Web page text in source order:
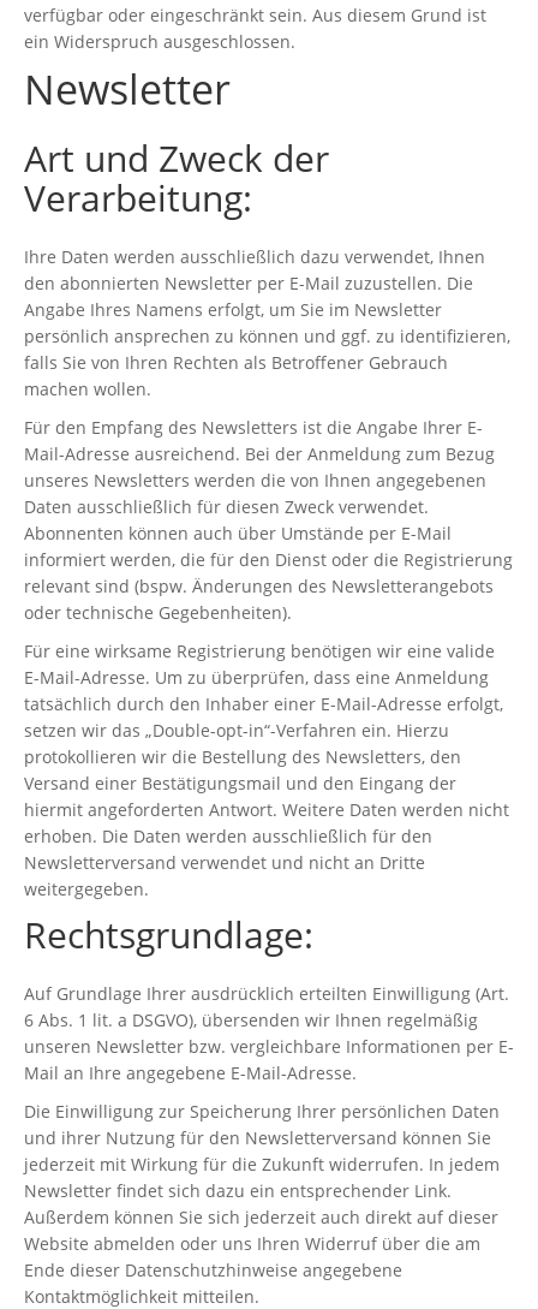
verfügbar oder eingeschränkt sein. Aus diesem Grund ist
ein Widerspruch ausgeschlossen.
Newsletter
Art und Zweck der
Verarbeitung:
Ihre Daten werden ausschließlich dazu verwendet, Ihnen
den abonnierten Newsletter per E-Mail zuzustellen. Die
Angabe Ihres Namens erfolgt, um Sie im Newsletter
persönlich ansprechen zu können und ggf. zu identifizieren,
falls Sie von Ihren Rechten als Betroffener Gebrauch
machen wollen.
Für den Empfang des Newsletters ist die Angabe Ihrer E-
Mail-Adresse ausreichend. Bei der Anmeldung zum Bezug
unseres Newsletters werden die von Ihnen angegebenen
Daten ausschließlich für diesen Zweck verwendet.
Abonnenten können auch über Umstände per E-Mail
informiert werden, die für den Dienst oder die Registrierung
relevant sind (bspw. Änderungen des Newsletterangebots
oder technische Gegebenheiten).
Für eine wirksame Registrierung benötigen wir eine valide
E-Mail-Adresse. Um zu überprüfen, dass eine Anmeldung
tatsächlich durch den Inhaber einer E-Mail-Adresse erfolgt,
setzen wir das „Double-opt-in“-Verfahren ein. Hierzu
protokollieren wir die Bestellung des Newsletters, den
Versand einer Bestätigungsmail und den Eingang der
hiermit angeforderten Antwort. Weitere Daten werden nicht
erhoben. Die Daten werden ausschließlich für den
Newsletterversand verwendet und nicht an Dritte
weitergegeben.
Rechtsgrundlage:
Auf Grundlage Ihrer ausdrücklich erteilten Einwilligung (Art.
6 Abs. 1 lit. a DSGVO), übersenden wir Ihnen regelmäßig
unseren Newsletter bzw. vergleichbare Informationen per E-
Mail an Ihre angegebene E-Mail-Adresse.
Die Einwilligung zur Speicherung Ihrer persönlichen Daten
und ihrer Nutzung für den Newsletterversand können Sie
jederzeit mit Wirkung für die Zukunft widerrufen. In jedem
Newsletter findet sich dazu ein entsprechender Link.
Außerdem können Sie sich jederzeit auch direkt auf dieser
Website abmelden oder uns Ihren Widerruf über die am
Ende dieser Datenschutzhinweise angegebene
Kontaktmöglichkeit mitteilen.